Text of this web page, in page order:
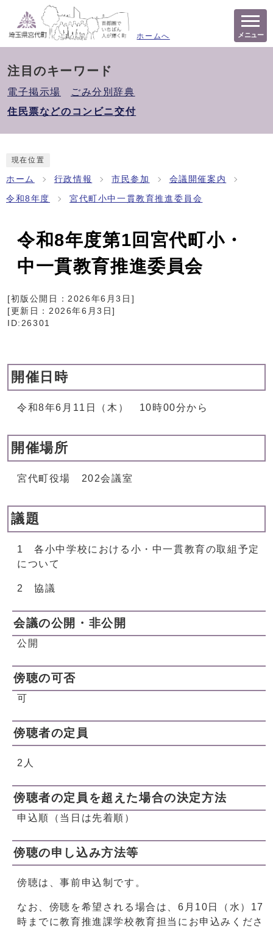
ホームへ メニュー
注目のキーワード
電子掲示場
ごみ分別辞典
住民票などのコンビニ交付
現在位置
ホーム 行政情報 市民参加 会議開催案内
令和8年度 宮代町小中一貫教育推進委員会
令和8年度第1回宮代町小・
中一貫教育推進委員会
[初版公開日：2026年6月3日 ]
[更新日： 2026年6月3日]
ID:26301
開催日時
令和8年6月11日（木） 10時00分から
開催場所
宮代町役場 202会議室
議題
1 各小中学校における小・中一貫教育の取組予定
について
2 協議
会議の公開・非公開
公開
傍聴の可否
可
傍聴者の定員
2人
傍聴者の定員を超えた場合の決定方法
申込順（当日は先着順）
傍聴の申し込み方法等
傍聴は、事前申込制です。
なお、傍聴を希望される場合は、6月10日（水）17
時までに教育推進課学校教育担当にお申込みくださ